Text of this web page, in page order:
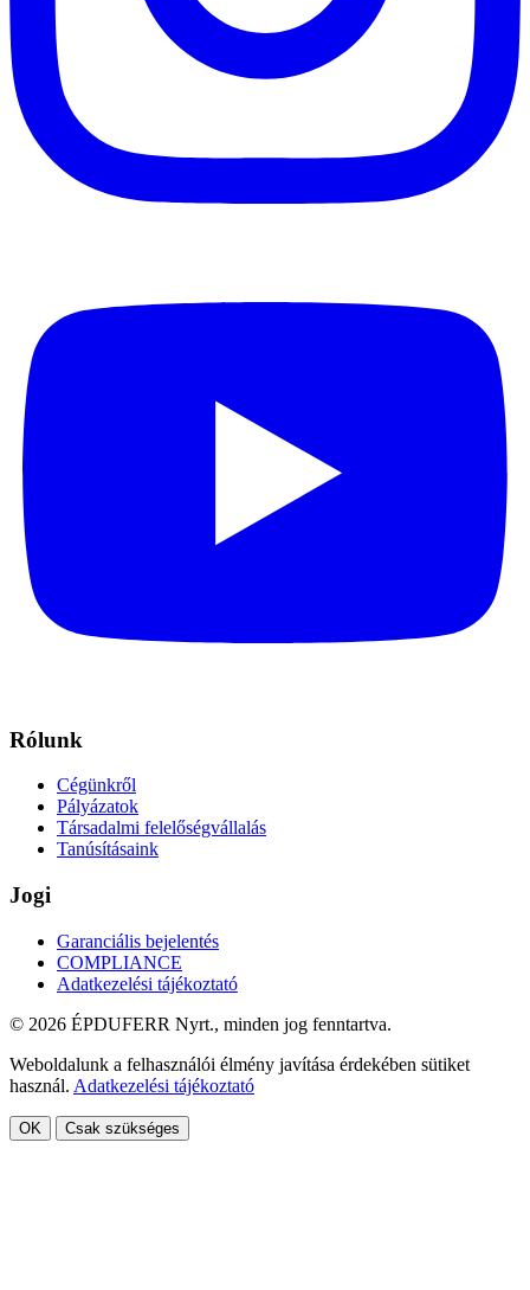
Rólunk
Cégünkről
Pályázatok
Társadalmi felelőségvállalás
Tanúsításaink
Jogi
Garanciális bejelentés
COMPLIANCE
Adatkezelési tájékoztató
© 2026 ÉPDUFERR Nyrt., minden jog fenntartva.
Weboldalunk a felhasználói élmény javítása érdekében sütiket
használ. Adatkezelési tájékoztató
OK Csak szükséges